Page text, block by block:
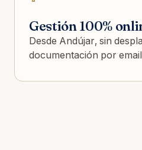
Gestión 100%
Desde Andújar, sin
documentación por